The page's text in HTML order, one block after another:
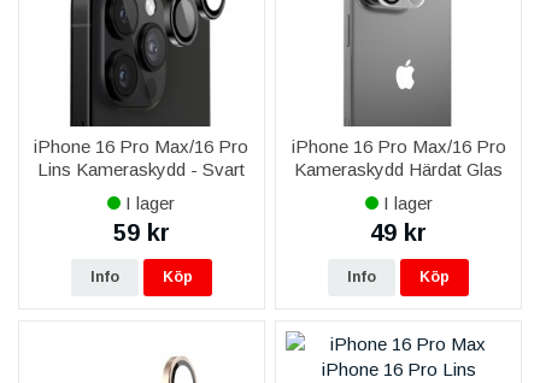
iPhone 16 Pro Max/16 Pro
Lins Kameraskydd - Svart
I lager
59 kr
Info Köp
iPhone 16 Pro Max/16 Pro
Kameraskydd Härdat Glas
I lager
49 kr
Info Köp